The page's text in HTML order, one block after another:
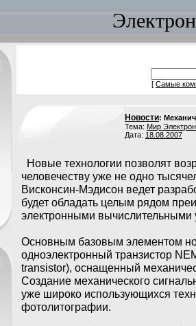
[ Самые
Новости:
Тема: Мир
Дата: 18.08.2007
Новые технологии позволят
человечеству уже не одно
Висконсин-Мэдисон ведет
будет обладать целым рядом
электронными вычислительными
Основным базовым элементом
одноэлектронный транзистор
transistor), оснащенный
Создание механического
уже широко использующихся
фотолитографии.